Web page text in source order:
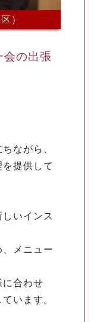
）
会の出張
ながら、
提供して
いインス
メニュー
に合わせ
います。